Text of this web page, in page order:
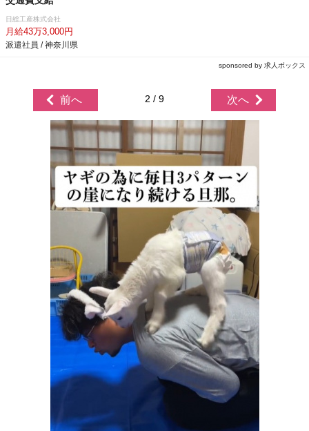
日総工産株式会社
月給43万3,000円
派遣社員 / 神奈川県
sponsored by 求人ボックス
前へ 2 / 9 次へ